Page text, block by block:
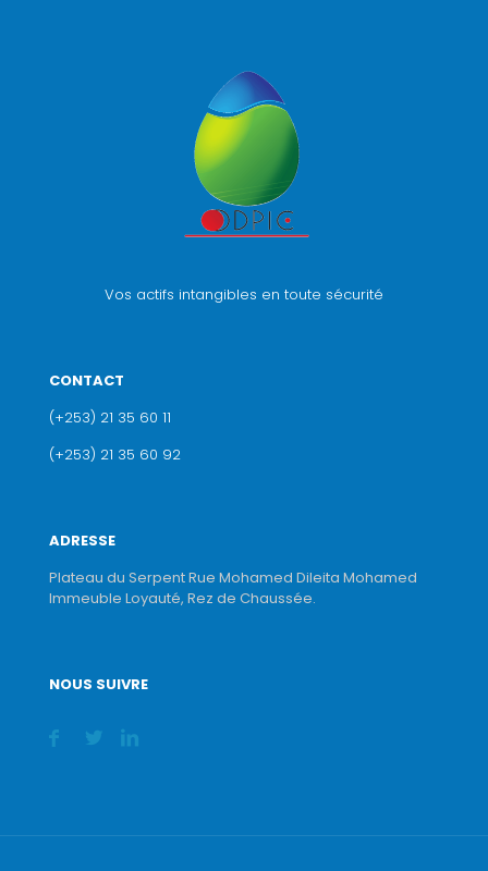
Vos actifs intangibles en toute sécurité
CONTACT
(+253) 21 35 60 11
(+253) 21 35 60 92
ADRESSE
Plateau du Serpent Rue Mohamed Dileita Mohamed
Immeuble Loyauté, Rez de Chaussée.
NOUS SUIVRE